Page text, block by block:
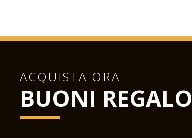
ACQUISTA ORA
BUONI REGALO